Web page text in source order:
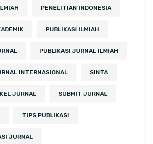
PENELITIAN INDONESIA
PUBLIKASI ILMIAH
PUBLIKASI JURNAL ILMIAH
INTERNASIONAL SINTA
JURNAL SUBMIT JURNAL
TIPS PUBLIKASI
JURNAL